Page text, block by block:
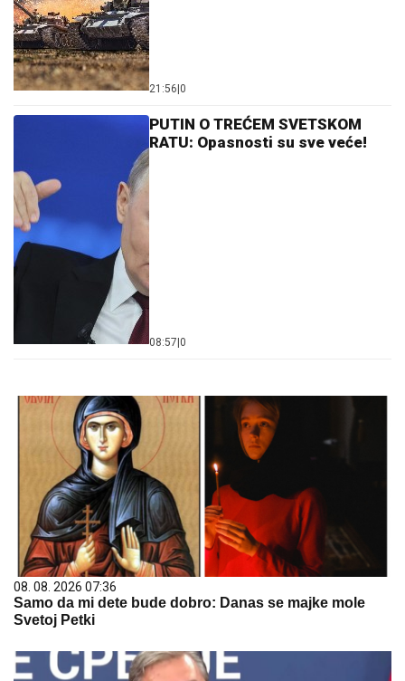
21:56 0
PUTIN O TREĆEM SVETSKOM
RATU: Opasnosti su sve veće!
08:57 0
08. 08. 2026 07:36
Samo da mi dete bude dobro: Danas se majke mole
Svetoj Petki